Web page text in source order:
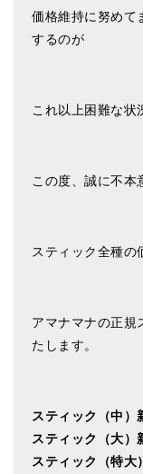
オリジナルグッズ
ヒーリング・マンダ
亡命チベット人尼僧
ギフトラッピング
シンギングボウル講座
倍音呼吸法レッス
中級講座
価格維持に努めて
するのが
これ以上困難な状
この度、誠に不本
スティック全種の
アマナマナの正規
たします。
スティック（中
スティック（大
スティック（特大